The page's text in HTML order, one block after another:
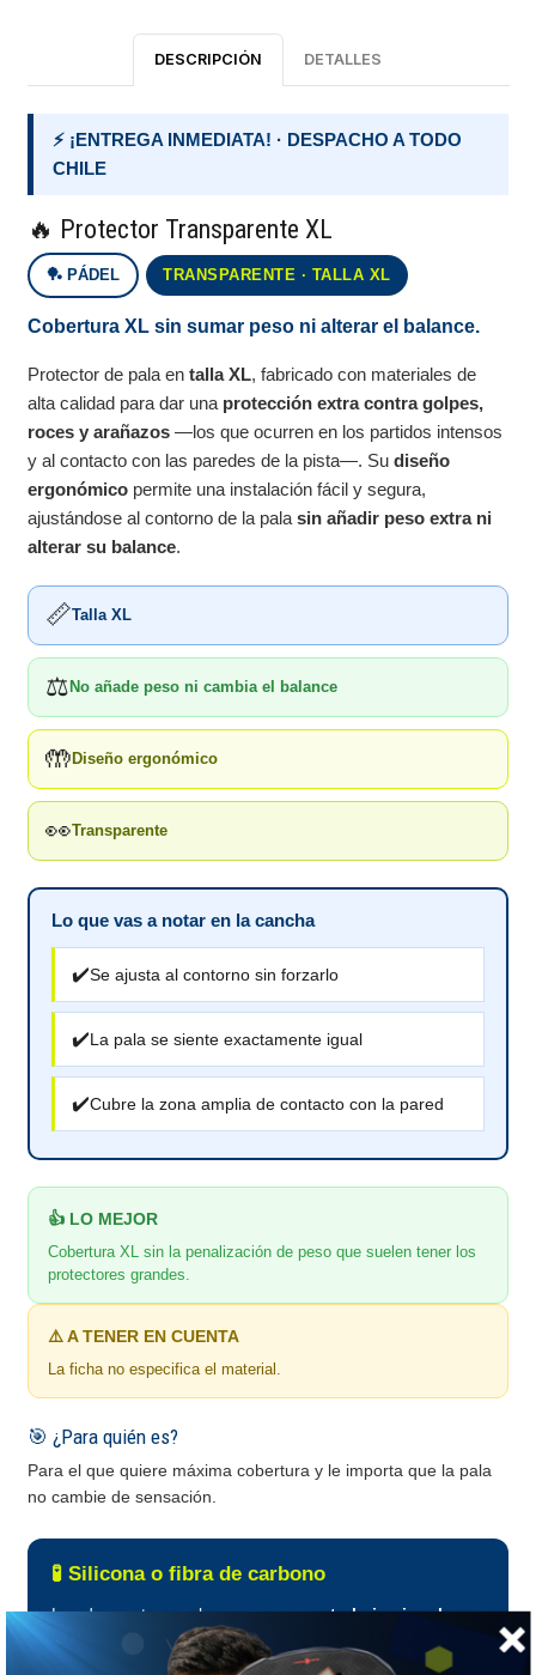
DESCRIPCIÓN DETALLES
⚡ ¡ENTREGA INMEDIATA! · DESPACHO A TODO
CHILE
🔥 Protector Transparente XL
🏓 PÁDEL TRANSPARENTE · TALLA XL
Cobertura XL sin sumar peso ni alterar el balance.
Protector de pala entalla XL, fabricado con materiales de
alta calidad para dar una protección extra contra golpes,
roces y arañazos —los que ocurren en los partidos intensos
y al contacto con las paredes de la pista—. Sudiseño
ergonómico permite una instalación fácil y segura,
ajustándose al contorno de la palasin añadir peso extra ni
alterar su balance.
📏Talla XL
⚖️No añade peso ni cambia el balance
🤲Diseño ergonómico
👀Transparente
Lo que vas a notar en la cancha
✔️Se ajusta al contorno sin forzarlo
✔️La pala se siente exactamente igual
✔️Cubre la zona amplia de contacto con la pared
👍 LO MEJOR
Cobertura XL sin la penalización de peso que suelen tener los
protectores grandes.
⚠️ A TENER EN CUENTA
La ficha no especifica el material.
🎯 ¿Para quién es?
Para el que quiere máxima cobertura y le importa que la pala
no cambie de sensación.
🧪 Silicona o fibra de carbono
Los dos protegen el marco, perono trabajan igual.
Esta es la decisión que importa.